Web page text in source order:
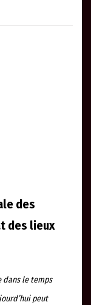
des
des lieux
dans le temps
peut